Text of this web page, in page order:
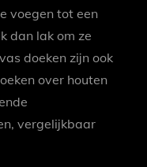
voegen tot een
dan lak om ze
doeken zijn ook
over houten
vergelijkbaar